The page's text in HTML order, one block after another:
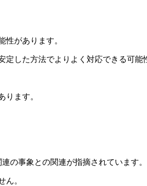
があります。
した方法でよりよく対応できる可能
ります。
の事象との関連が指摘されています。
ん。